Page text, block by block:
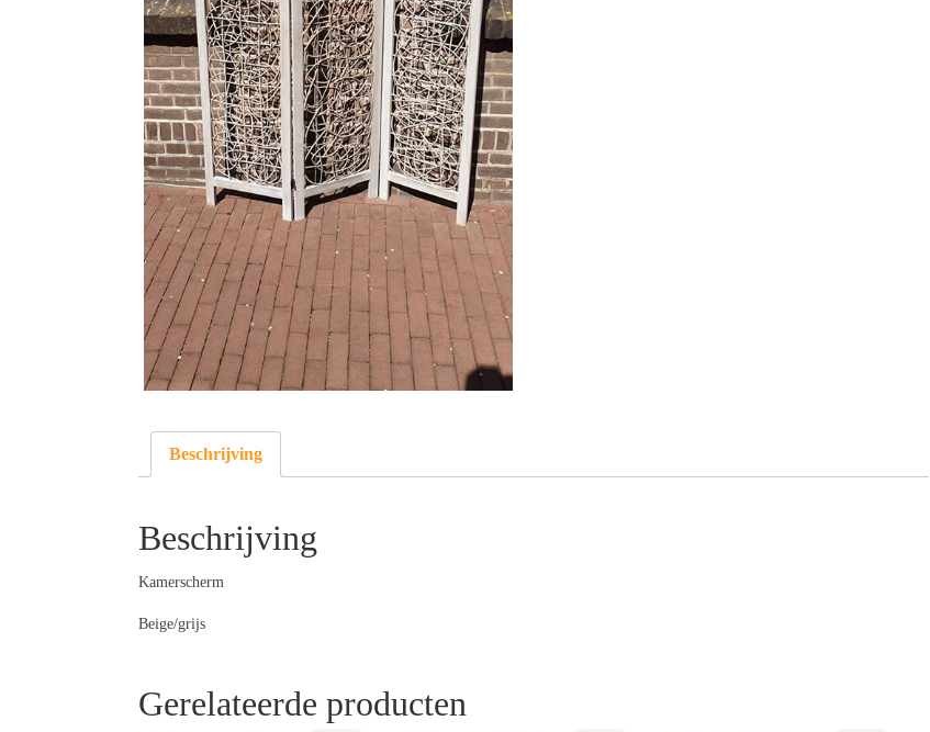
Beschrijving
Beschrijving
Kamerscherm
Beige/grijs
Gerelateerde producten